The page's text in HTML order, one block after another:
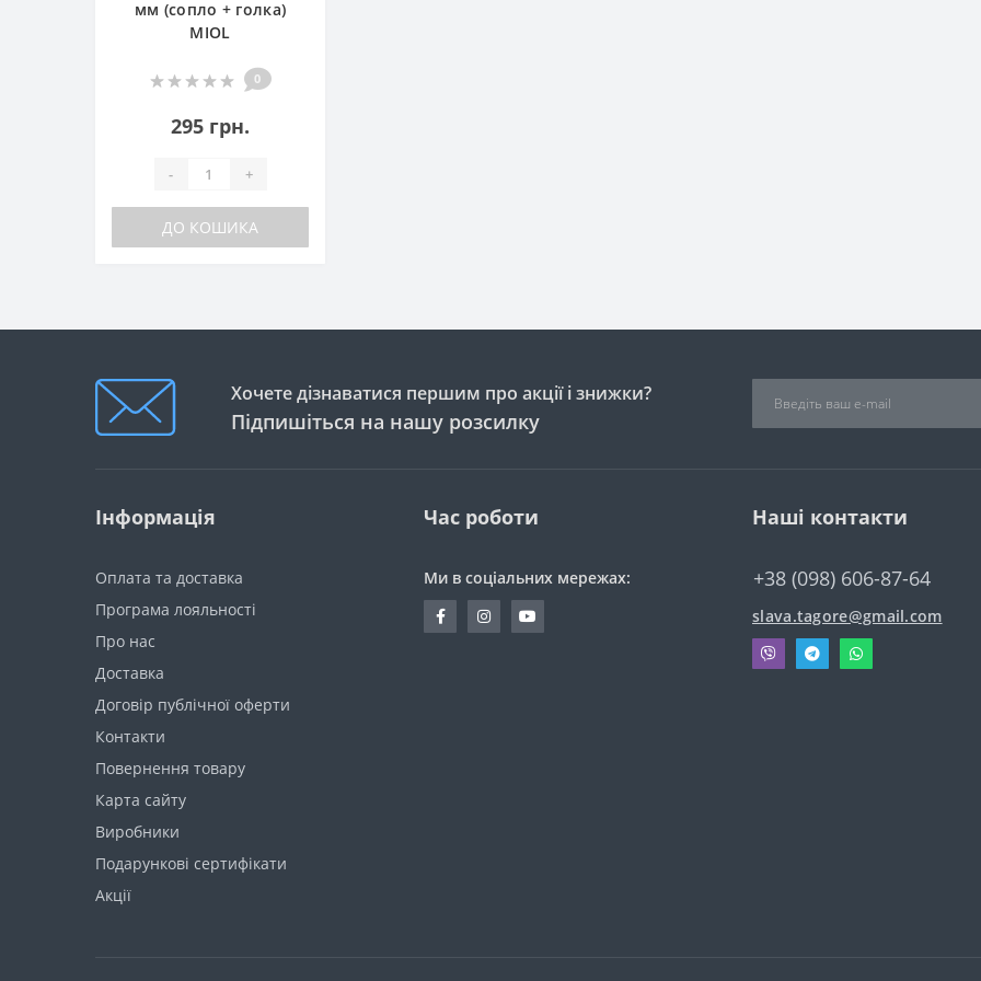
мм (сопло + голка)
MIOL
0
295 грн.
- +
ДО КОШИКА
Хочете дізнаватися першим про акції і знижки?
Підпишіться на нашу розсилку
Інформація
Оплата та доставка
Програма лояльності
Про нас
Доставка
Договір публічної оферти
Контакти
Повернення товару
Карта сайту
Виробники
Подарункові сертифікати
Акції
Час роботи
Ми в соціальних мережах:
Наші контакти
+38 (098) 606-87-64
slava.tagore@gmail.com